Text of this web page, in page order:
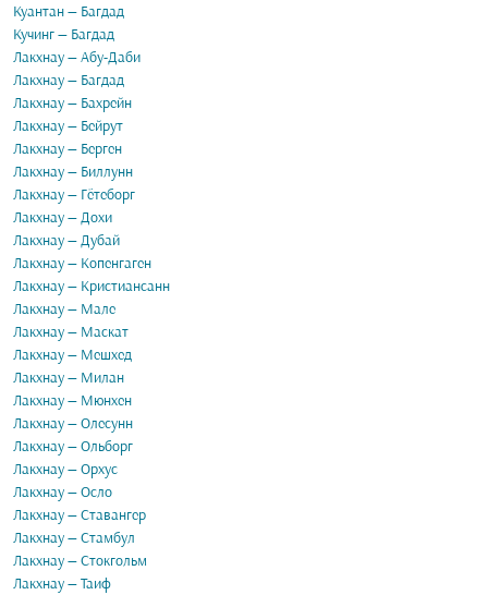
Куантан — Багдад
Кучинг — Багдад
Лакхнау — Абу-Даби
Лакхнау — Багдад
Лакхнау — Бахрейн
Лакхнау — Бейрут
Лакхнау — Берген
Лакхнау — Биллунн
Лакхнау — Гётеборг
Лакхнау — Дохи
Лакхнау — Дубай
Лакхнау — Копенгаген
Лакхнау — Кристиансанн
Лакхнау — Мале
Лакхнау — Маскат
Лакхнау — Мешхед
Лакхнау — Милан
Лакхнау — Мюнхен
Лакхнау — Олесунн
Лакхнау — Ольборг
Лакхнау — Орхус
Лакхнау — Осло
Лакхнау — Ставангер
Лакхнау — Стамбул
Лакхнау — Стокгольм
Лакхнау — Таиф